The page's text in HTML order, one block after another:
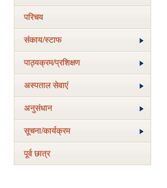
परिचय
संकाय/स्‍टाफ
पाठ्यक्रम/प्रशिक्षण
अस्‍पताल सेवाएं
अनुसंधान
सूचना/कार्यक्रम
पूर्व छात्र